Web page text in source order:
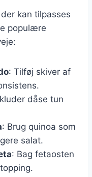
kan tilpasses
populære
: Tilføj skiver af
dåse tun
: Brug quinoa som
salat.
: Bag fetaosten